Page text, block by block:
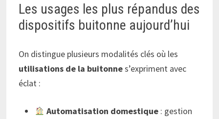
Les usages les plus répandus des
dispositifs buitonne aujourd’hui
On distingue plusieurs modalités clés où les
utilisations de la buitonnes’expriment avec
éclat :
Automatisation domestique: gestion